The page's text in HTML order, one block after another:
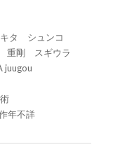
タ シュンコ
重剛 スギウラ
juugou
年不詳